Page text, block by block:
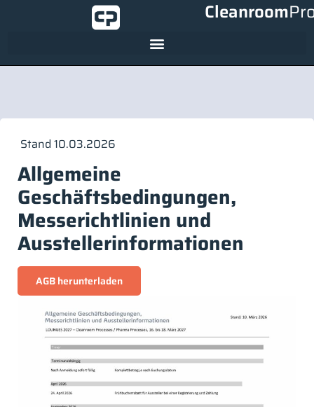
Cleanroom
Stand 10.03.2026
Allgemeine
Geschäftsbedingungen,
Messerichtlinien und
Ausstellerinformationen
AGB herunterladen